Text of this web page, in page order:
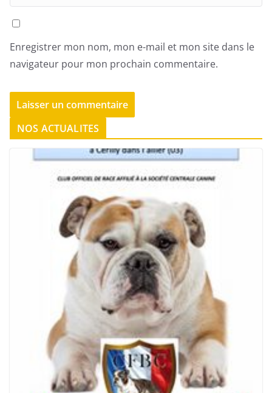
Enregistrer mon nom, mon e-mail et mon site dans le
navigateur pour mon prochain commentaire.
NOS ACTUALITES